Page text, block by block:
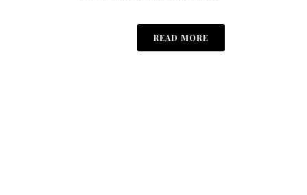
READ MORE